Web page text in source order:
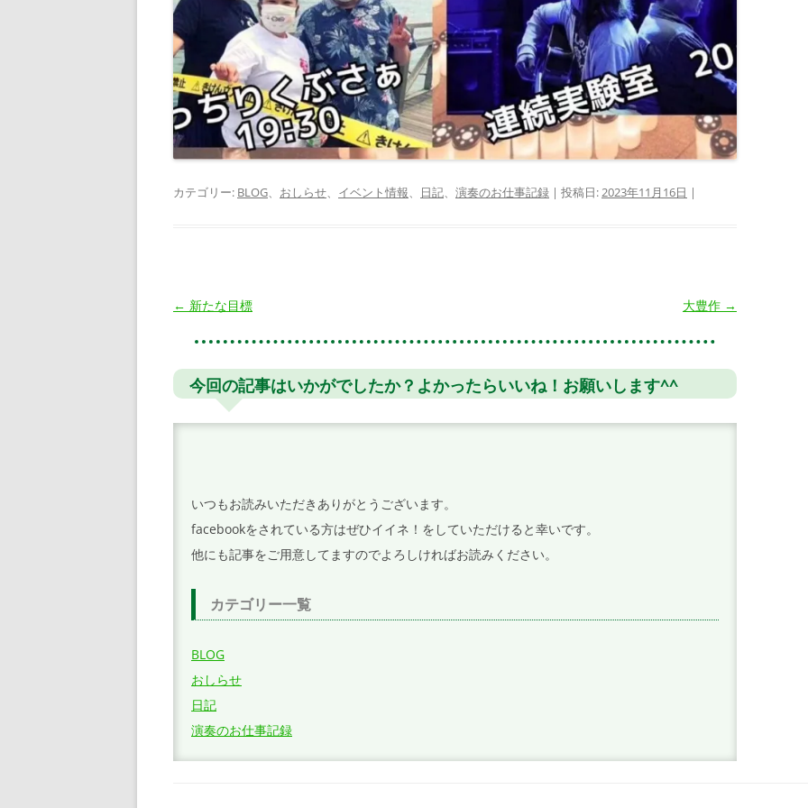
カテゴリー: BLOG、 おしらせ、 イベント情報、 日記、 演奏のお仕事記録 | 投稿日:2023年11月16日 |
投
ビ
← 新たな目標 大豊作 →
今回の記事はいかがでしたか？よかったらいいね！お願いします^^
いつもお読みいただきありがとうございます。
facebookをされている方はぜひイイネ！をしていただけると幸いです。
他にも記事をご用意してますのでよろしければお読みください。
カテゴリー一覧
BLOG
おしらせ
日記
演奏のお仕事記録